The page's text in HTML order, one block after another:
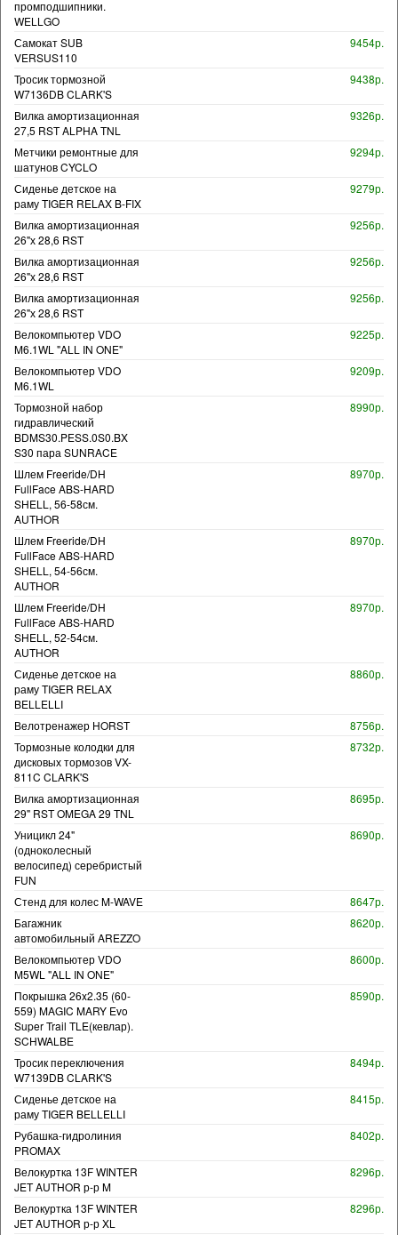
промподшипники.
WELLGO
Самокат SUB
VERSUS110
9454р.
Тросик тормозной
W7136DB CLARK'S
9438р.
Вилка амортизационная
27,5 RST ALPHA TNL
9326р.
Метчики ремонтные для
шатунов CYCLO
9294р.
Сиденье детское на
раму TIGER RELAX B-FIX
9279р.
Вилка амортизационная
26"х 28,6 RST
9256р.
Вилка амортизационная
26"х 28,6 RST
9256р.
Вилка амортизационная
26"х 28,6 RST
9256р.
Велокомпьютер VDO
M6.1WL "ALL IN ONE"
9225р.
Велокомпьютер VDO
M6.1WL
9209р.
Тормозной набор
гидравлический
BDMS30.PESS.0S0.BX
S30 пара SUNRACE
8990р.
Шлем Freeride/DH
FullFace ABS-HARD
SHELL, 56-58см.
AUTHOR
8970р.
Шлем Freeride/DH
FullFace ABS-HARD
SHELL, 54-56см.
AUTHOR
8970р.
Шлем Freeride/DH
FullFace ABS-HARD
SHELL, 52-54см.
AUTHOR
8970р.
Сиденье детское на
раму TIGER RELAX
BELLELLI
8860р.
Велотренажер HORST
8756р.
Тормозные колодки для
дисковых тормозов VX-
811C CLARK'S
8732р.
Вилка амортизационная
29" RST OMEGA 29 TNL
8695р.
Уницикл 24"
(одноколесный
велосипед) серебристый
FUN
8690р.
Стенд для колес M-WAVE
8647р.
Багажник
автомобильный AREZZO
8620р.
Велокомпьютер VDO
M5WL "ALL IN ONE"
8600р.
Покрышка 26x2.35 (60-
559) MAGIC MARY Evo
Super Trail TLE(кевлар).
SCHWALBE
8590р.
Тросик переключения
W7139DB CLARK'S
8494р.
Сиденье детское на
раму TIGER BELLELLI
8415р.
Рубашка-гидролиния
PROMAX
8402р.
Велокуртка 13F WINTER
JET AUTHOR р-р M
8296р.
Велокуртка 13F WINTER
JET AUTHOR р-р XL
8296р.